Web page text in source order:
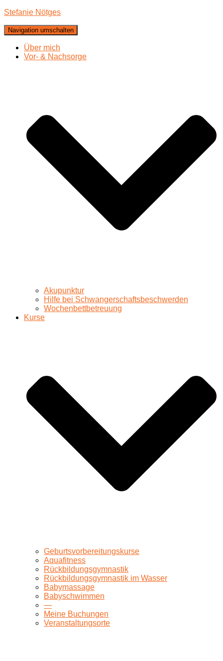
Stefanie Nötges
Navigation umschalten
Über mich
Vor- & Nachsorge
Akupunktur
Hilfe bei Schwangerschaftsbeschwerden
Wochenbettbetreuung
Kurse
Geburtsvorbereitungskurse
Aquafitness
Rückbildungsgymnastik
Rückbildungsgymnastik im Wasser
Babymassage
Babyschwimmen
—
Meine Buchungen
Veranstaltungsorte